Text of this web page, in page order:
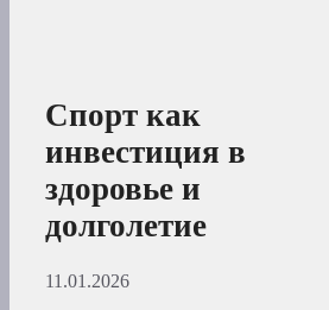
Спорт как
инвестиция в
здоровье и
долголетие
11.01.2026